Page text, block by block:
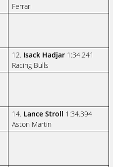
Ferrari
12. Isack Hadjar 1:34.241
Racing Bulls
14. Lance Stroll 1:34.394
Aston Martin